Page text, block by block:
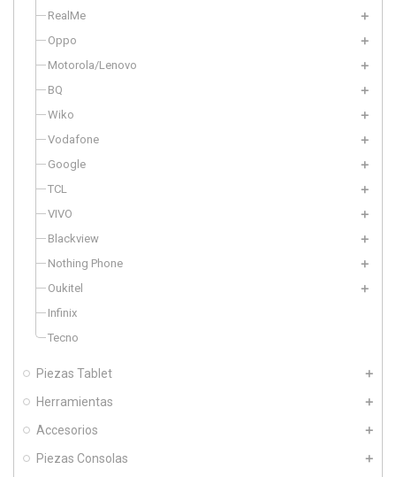
RealMe
Oppo
Motorola/Lenovo
BQ
Wiko
Vodafone
Google
TCL
VIVO
Blackview
Nothing Phone
Oukitel
Infinix
Tecno
Piezas Tablet
Herramientas
Accesorios
Piezas Consolas